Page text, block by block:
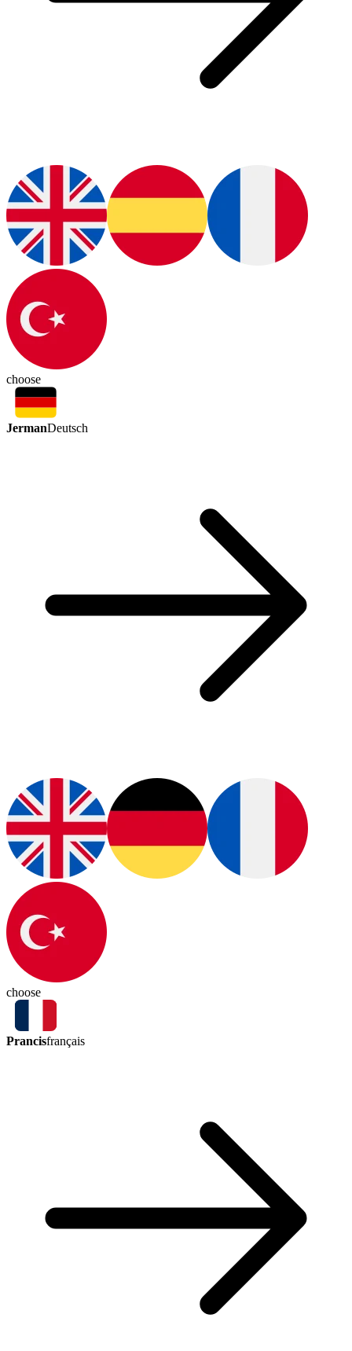
choose
JermanDeutsch
choose
Prancisfrançais